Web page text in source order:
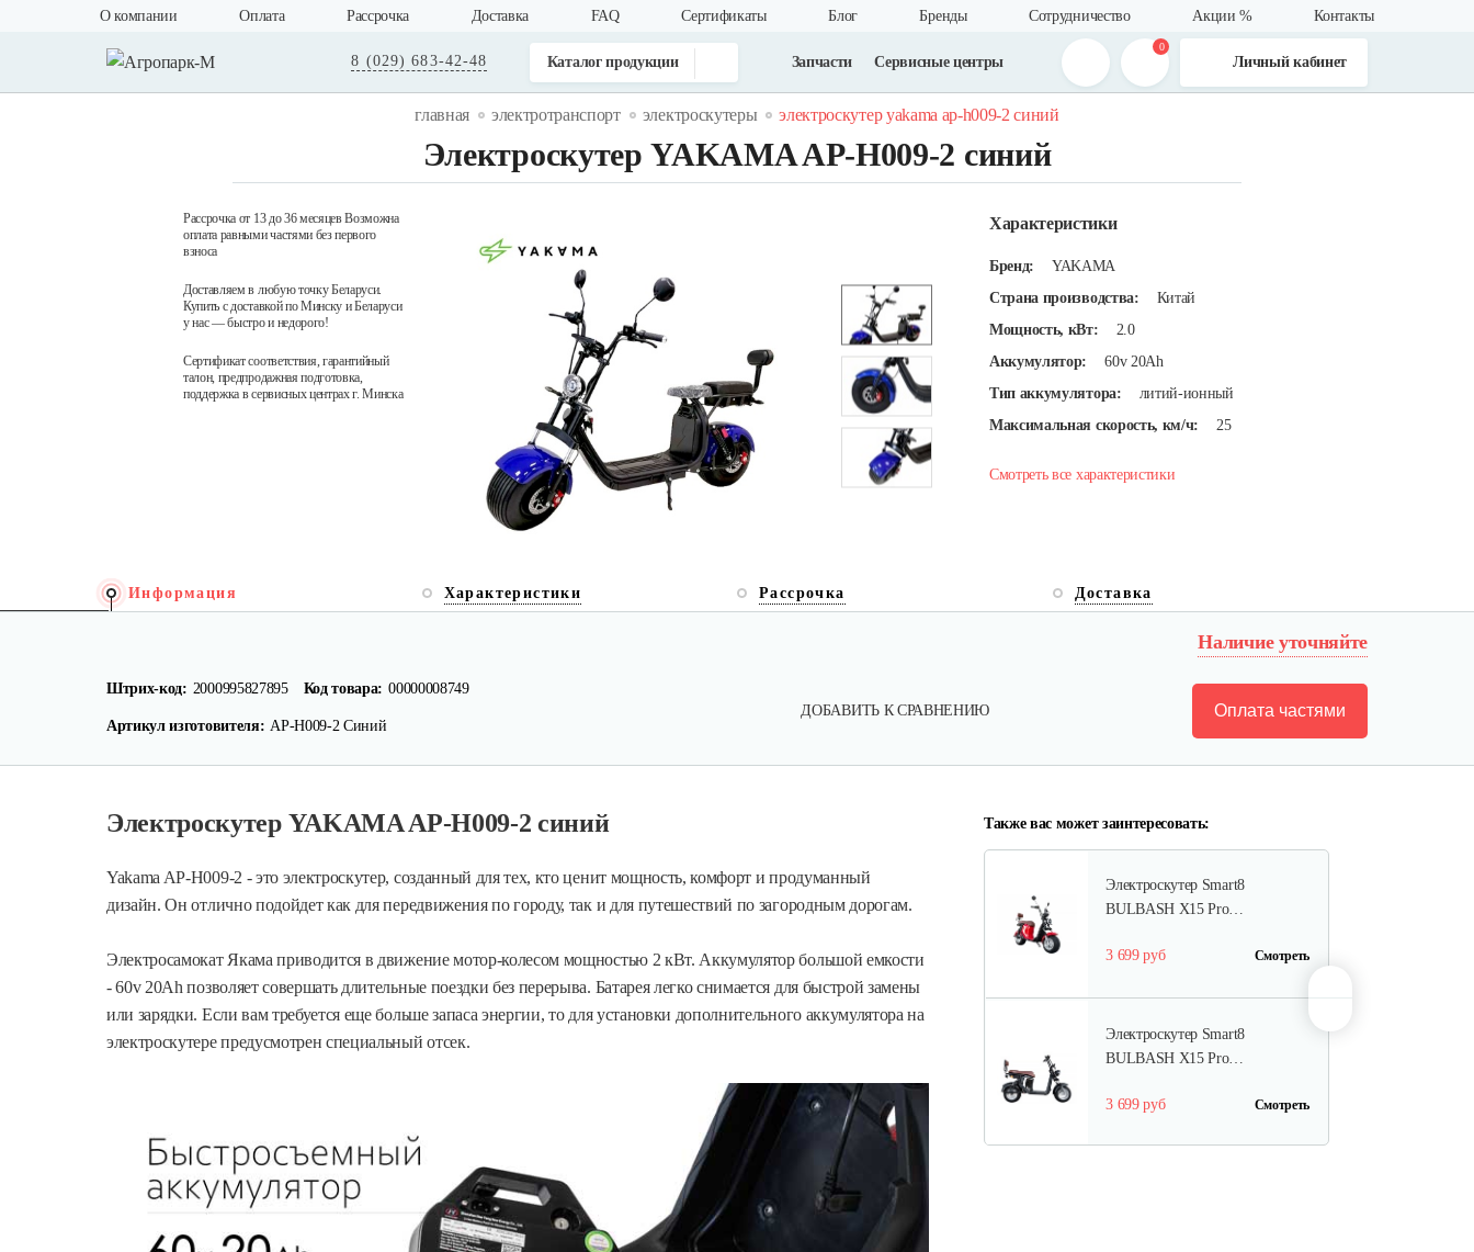
О компании Оплата Рассрочка Доставка FAQ Cертификаты Блог Бренды Сотрудничество Акции % Контакты
8 (029) 683-42-48 Каталог продукции Запчасти Сервисные центры
0
Личный кабинет
главная электротранспорт электроскутеры электроскутер yakama ap-h009-2 синий
Электроскутер YAKAMA AP-H009-2 синий
Рассрочка от 13 до 36 месяцев Возможна
оплата равными частями без первого
взноса
Доставляем в любую точку Беларуси.
Купить с доставкой по Минску и Беларуси
у нас — быстро и недорого!
Сертификат соответствия, гарантийный
талон, предпродажная подготовка,
поддержка в сервисных центрах г. Минска
Характеристики
Бренд:
YAKAMA
Страна производства:
Китай
Мощность, кВт:
2.0
Аккумулятор:
60v 20Ah
Тип аккумулятора:
литий-ионный
Максимальная скорость, км/ч:
25
Смотреть все характеристики
Информация Характеристики Рассрочка Доставка
Наличие уточняйте
Штрих-код: 2000995827895 Код товара: 00000008749
Артикул изготовителя: АР-Н009-2 Синий
ДОБАВИТЬ К СРАВНЕНИЮ Оплата частями
Электроскутер YAKAMA AP-H009-2 синий
Yakama AP-H009-2 - это электроскутер, созданный для тех, кто ценит мощность, комфорт и продуманный
дизайн. Он отлично подойдет как для передвижения по городу, так и для путешествий по загородным дорогам.
Электросамокат Якама приводится в движение мотор-колесом мощностью 2 кВт. Аккумулятор большой емкости
- 60v 20Ah позволяет совершать длительные поездки без перерыва. Батарея легко снимается для быстрой замены
или зарядки. Если вам требуется еще больше запаса энергии, то для установки дополнительного аккумулятора на
электроскутере предусмотрен специальный отсек.
Также вас может заинтересовать:
Электроскутер Smart8
BULBASH X15 Pro…
Смотреть
Электроскутер YAKAMA AP-
Электроскутер Smart8
BULBASH X15 Pro…
3 699 руб Смотреть
Электроскутер Smart8
BULBASH X15 Pro…
3 699 руб Смотреть